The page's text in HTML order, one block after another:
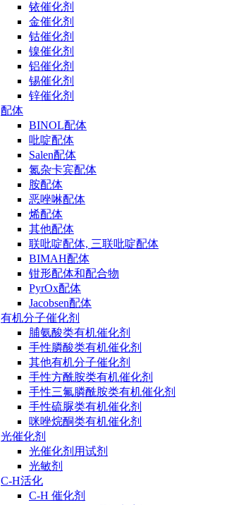
铱催化剂
金催化剂
钴催化剂
镍催化剂
铝催化剂
锡催化剂
锌催化剂
配体
BINOL配体
吡啶配体
Salen配体
氮杂卡宾配体
胺配体
恶唑啉配体
烯配体
其他配体
联吡啶配体, 三联吡啶配体
BIMAH配体
钳形配体和配合物
PyrOx配体
Jacobsen配体
有机分子催化剂
脯氨酸类有机催化剂
手性膦酸类有机催化剂
其他有机分子催化剂
手性方酰胺类有机催化剂
手性三氟膦酰胺类有机催化剂
手性硫脲类有机催化剂
咪唑烷酮类有机催化剂
光催化剂
光催化剂用试剂
光敏剂
C-H活化
C-H 催化剂